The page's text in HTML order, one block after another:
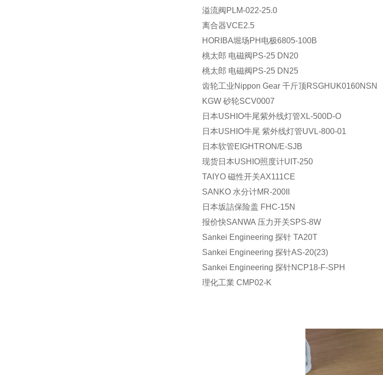
溢流阀PLM-022-25.0
离合器VCE2.5
HORIBA堀场PH电极6805-100B
桃太郎 电磁阀PS-25 DN20
桃太郎 电磁阀PS-25 DN25
齿轮工业Nippon Gear 千斤顶RSGHUK0160NSN
KGW 砂轮SCV0007
日本USHIO牛尾紫外线灯管XL-500D-O
日本USHIO牛尾 紫外线灯管UVL-800-01
日本软管EIGHTRON/E-SJB
现货日本USHIO照度计UIT-250
TAIYO 磁性开关AX111CE
SANKO 水分计MR-200II
日本坂詰保险盖 FHC-15N
报价快SANWA 压力开关SPS-8W
Sankei Engineering 探针 TA20T
Sankei Engineering 探针AS-20(23)
Sankei Engineering 探针NCP18-F-SPH
理化工業 CMP02-K